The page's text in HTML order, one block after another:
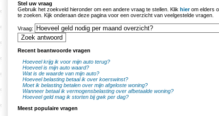
Stel uw vraag
Gebruik het zoekveld hieronder om een andere vraag te stellen. Klik hierom elders
te zoeken. Kijk onderaan deze pagina voor een overzicht van veelgestelde vragen.
Vraag:
Recent beantwoorde vragen
Hoeveel krijg ik voor mijn auto terug?
Hoeveel is mijn auto waard?
Wat is de waarde van mijn auto?
Hoeveel belasting betaal ik over koerswinst?
Moet ik belasting betalen over mijn afgeloste woning?
Wanneer betaal ik vermogensbelasting over afbetaalde woning?
Hoeveel geld mag ik storten bij gwk per dag?
Meest populaire vragen